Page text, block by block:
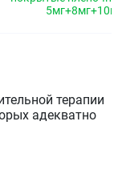
терапии
адекватно